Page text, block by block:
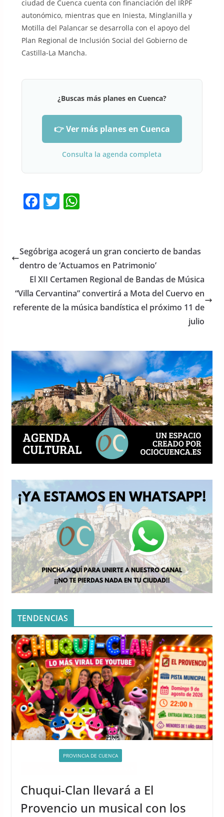
ciudad de Cuenca cuenta con financiación del IRPF
autonómico, mientras que en Iniesta, Minglanilla y
Motilla del Palancar se desarrolla con el apoyo del
Plan Regional de Inclusión Social del Gobierno de
Castilla-La Mancha.
¿Buscas más planes en Cuenca?
👉 Ver más planes en Cuenca
Consulta la agenda completa
F
e
b
o
o
k
T
er
W
s
A
p
p
Segóbriga acogerá un gran concierto de bandas
dentro de ‘Actuamos en Patrimonio’
El XII Certamen Regional de Bandas de Música
“Villa Cervantina” convertirá a Mota del Cuervo en
referente de la música bandística el próximo 11 de
julio
TENDENCIAS
PROVINCIA DE CUENCA
Chuqui-Clan llevará a El
Provencio un musical con los